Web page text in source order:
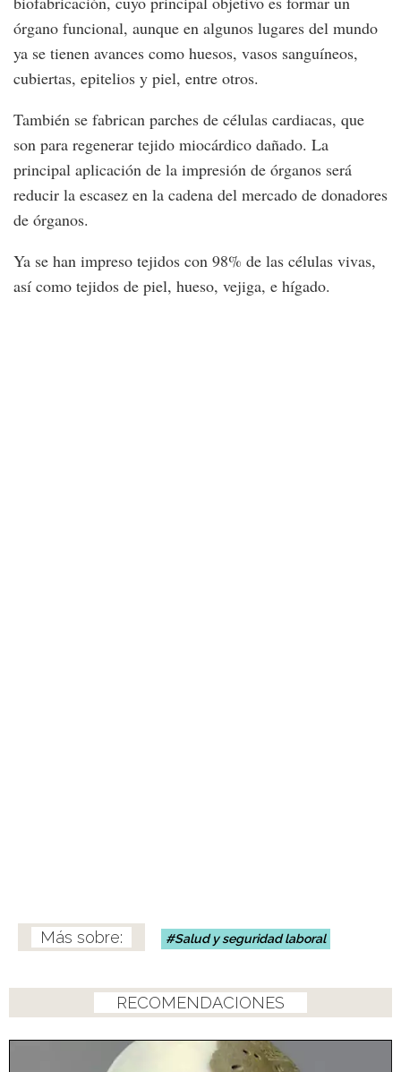
órgano funcional, aunque en algunos lugares del mundo
ya se tienen avances como huesos, vasos sanguíneos,
cubiertas, epitelios y piel, entre otros.
También se fabrican parches de células cardiacas, que
son para regenerar tejido miocárdico dañado. La
principal aplicación de la impresión de órganos será
reducir la escasez en la cadena del mercado de donadores
de órganos.
Ya se han impreso tejidos con 98% de las células vivas,
así como tejidos de piel, hueso, vejiga, e hígado.
Salud y seguridad laboral
RECOMENDACIONES